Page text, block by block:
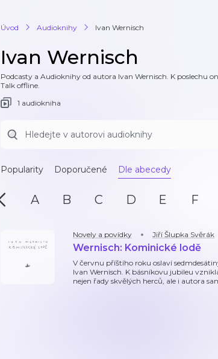
Úvod Audioknihy Ivan Wernisch
Ivan Wernisch
Podcasty a Audioknihy od autora Ivan Wernisch. K poslechu
Talk offline.
1 audiokniha
Popularity Doporučené Dle abecedy
A B C D E F
Novely a povídky Jiří Šlupka Svěrák
Wernisch: Kominické lodě
V červnu příštího roku oslaví
Ivan Wernisch. K básníkovu jubileu
nejen řady skvělých herců, ale i autora